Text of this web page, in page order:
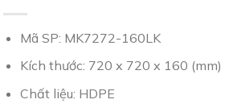
Mã SP: MK7272-160LK
Kích thước: 720 x 720 x 160 (mm)
Chất liệu: HDPE